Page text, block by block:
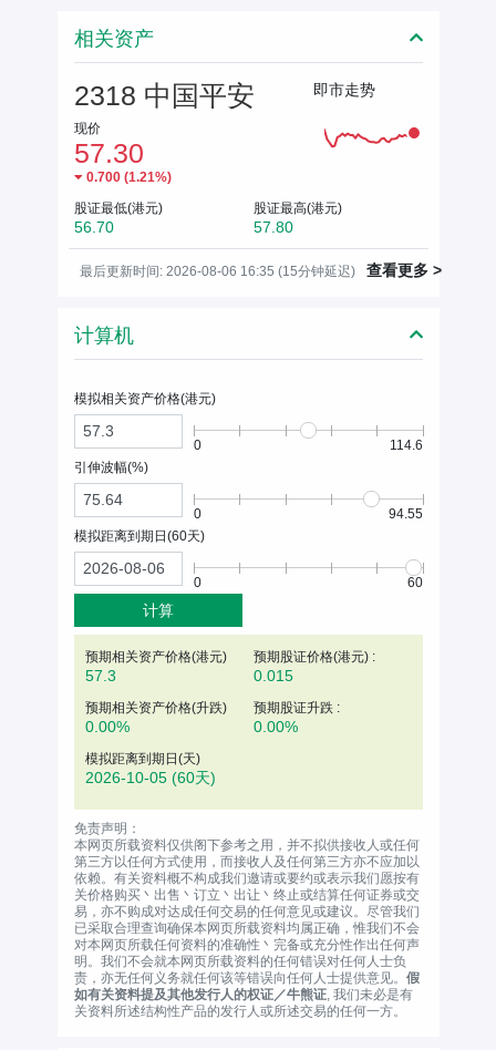
相关资产
2318 中国平安
现价
57.30
0.700(1.21%)
即市走势
股证最低(港元)
56.70
股证最高(港元)
57.80
最后更新时间: 2026-08-06 16:35 (15分钟延迟) 查看更多 >
计算机
模拟相关资产价格(港元)
0
114.6
引伸波幅(%)
0
94.55
模拟距离到期日(60天)
0 60
计算
预期相关资产价格(港元)
57.3
预期股证价格(港元) :
0.015
预期相关资产价格(升跌)
0.00%
预期股证升跌 :
0.00%
模拟距离到期日(天)
2026-10-05 (60天)
免责声明：
本网页所载资料仅供阁下参考之用，并不拟供接收人或任何
第三方以任何方式使用，而接收人及任何第三方亦不应加以
依赖。有关资料概不构成我们邀请或要约或表示我们愿按有
关价格购买丶出售丶订立丶出让丶终止或结算任何证券或交
易，亦不购成对达成任何交易的任何意见或建议。尽管我们
已采取合理查询确保本网页所载资料均属正确，惟我们不会
对本网页所载任何资料的准确性丶完备或充分性作出任何声
明。我们不会就本网页所载资料的任何错误对任何人士负
责，亦无任何义务就任何该等错误向任何人士提供意见。 假
如有关资料提及其他发行人的权证／牛熊证, 我们未必是有
关资料所述结构性产品的发行人或所述交易的任何一方。